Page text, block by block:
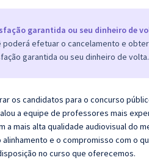
garantida ou seu dinheiro de
poderá efetuar o cancelamento e
garantida ou seu dinheiro de volta.
os candidatos para o concurso
a equipe de professores mais
a mais alta qualidade audiovisual do
alinhamento e o compromisso com o
no curso que oferecemos.